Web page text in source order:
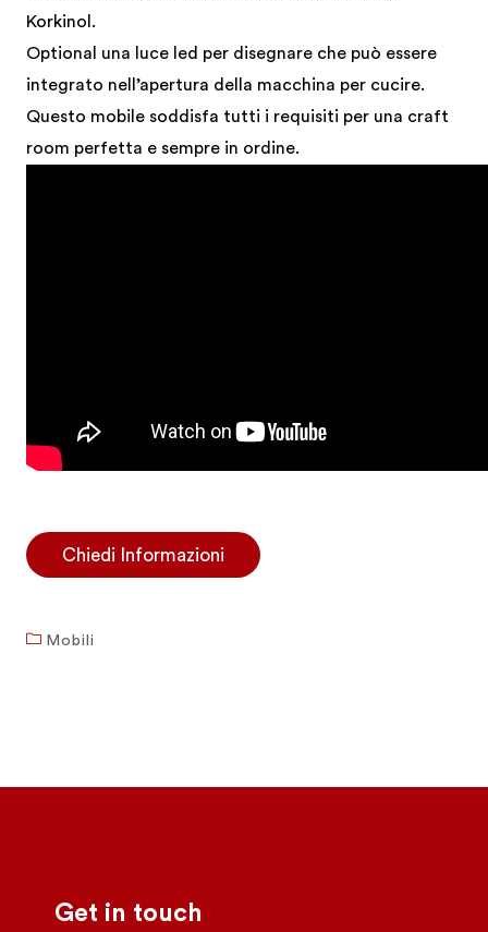
Korkinol.
Optional una luce led per disegnare che può essere
integrato nell’apertura della macchina per cucire.
Questo mobile soddisfa tutti i requisiti per una craft
room perfetta e sempre in ordine.
Chiedi Informazioni
Mobili
Get in touch